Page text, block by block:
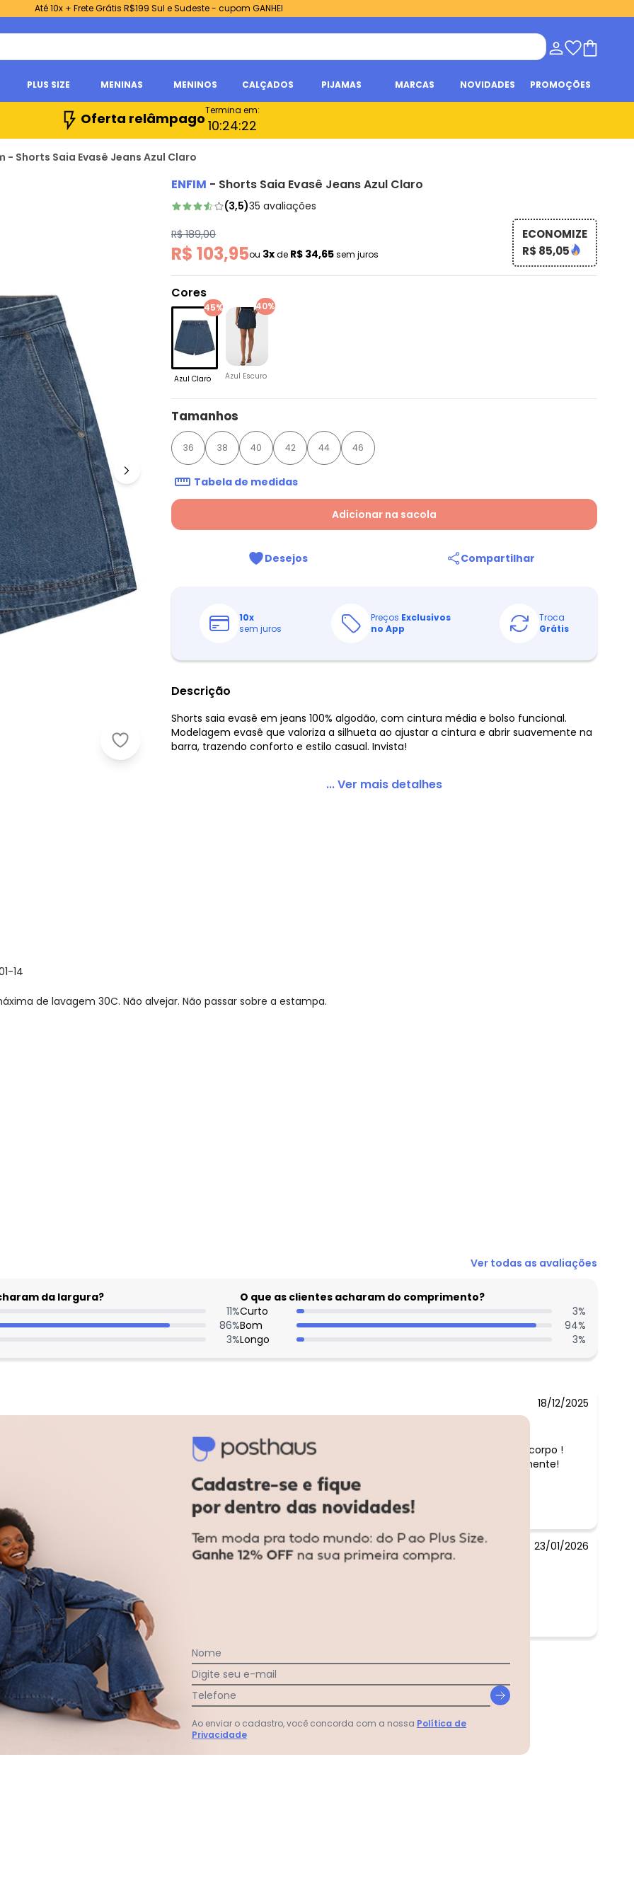
Até 10x + Frete Grátis R$199 Sul e Sudeste - cupom GANHEI
PLUS SIZE MENINAS MENINOS CALÇADOS PIJAMAS MARCAS NOVIDADES PROMOÇÕES
Oferta relâmpagoTermina em:
10:24:21
- Shorts Saia Evasê Jeans Azul Claro
Enfim - Shorts Saia Evasê Jeans Azul Claro
ENFIM - Shorts Saia Evasê Jeans Azul Claro
(3,5)35 avaliações
R$ 189,00
R$ 103,95ou 3xde R$ 34,65sem juros
ECONOMIZE
R$ 85,05
Cores
45%
Azul Claro
40%
Azul Escuro
Tamanhos
36 38 40 42 44 46
Tabela de medidas
Adicionar na sacola
Desejos Compartilhar
10x
sem juros
Preços Exclusivos
no App
Troca
Grátis
Descrição
Shorts saia evasê em jeans 100% algodão, com cintura média e bolso funcional.
Modelagem evasê que valoriza a silhueta ao ajustar a cintura e abrir suavemente na
barra, trazendo conforto e estilo casual. Invista!
... Ver mais detalhes
14
de lavagem 30C. Não alvejar. Não passar sobre a estampa.
Ver todas as avaliações
da largura?
11%
86%
3%
O que as clientes acharam do comprimento?
Curto
3%
Bom
94%
Longo
3%
18/12/2025
Lindo , jeans molinho , caimento ótimo no corpo !
ficou perfeito peso 55kg e serviu perfeitamente!
idêntico ao anúncio ¿¿¿¿
23/01/2026
Ver todas as avaliações
Nome
Digite seu e-mail
Telefone
Ao enviar o cadastro, você concorda com a nossa Política de
Privacidade